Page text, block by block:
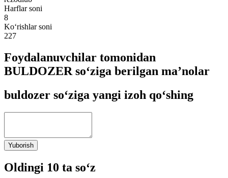
Harflar soni
8
Ko‘rishlar soni
227
Foydalanuvchilar tomonidan
BULDOZER so‘ziga berilgan ma’nolar
buldozer so‘ziga yangi izoh qo‘shing
Yuborish
Oldingi 10 ta so‘z